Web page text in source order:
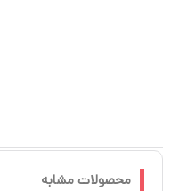
محصولات مشابه